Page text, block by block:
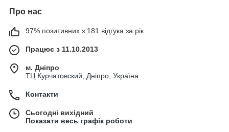
Про нас
97% позитивних з 181 відгука за рік
Працює з 11.10.2013
м. Дніпро
ТЦ Курчатовский, Дніпро, Україна
Контакти
Сьогодні вихідний
Показати весь графік роботи